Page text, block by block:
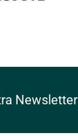
Newsletter